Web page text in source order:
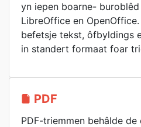
yn iepen boarne-
LibreOffice en
befetsje tekst, ôfbyldings
in standert formaat foar
PDF
PDF-triemmen behâlde